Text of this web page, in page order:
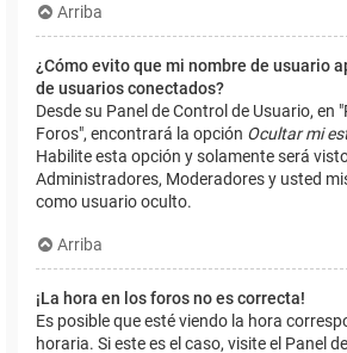
Arriba
¿Cómo evito que mi nombre de usuario
de usuarios conectados?
Desde su Panel de Control de Usuario, en
Foros", encontrará la opción Ocultar mi
Habilite esta opción y solamente será
Administradores, Moderadores y usted
como usuario oculto.
Arriba
¡La hora en los foros no es correcta!
Es posible que esté viendo la hora
horaria. Si este es el caso, visite el Panel